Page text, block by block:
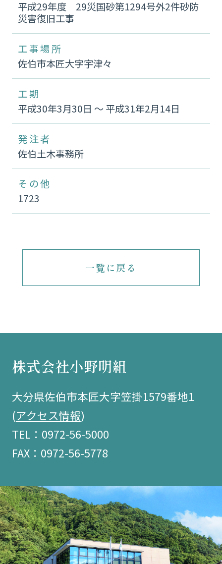
平成29年度 29災国砂第1294号外2件砂防
災害復旧工事
工事場所
佐伯市本匠大字宇津々
工期
平成30年3月30日 〜 平成31年2月14日
発注者
佐伯土木事務所
その他
1723
一覧に戻る
株式会社小野明組
大分県佐伯市本匠大字笠掛1579番地1
(アクセス情報)
TEL：0972-56-5000
FAX：0972-56-5778